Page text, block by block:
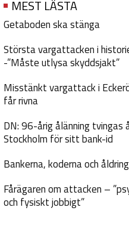
MEST LÄSTA
Getaboden ska stänga
Största vargattacken i
-”Måste utlysa skyddsjakt”
Misstänkt vargattack i
får rivna
DN: 96-årig ålänning tvingas
Stockholm för sitt bank-id
Bankerna, koderna och
Fårägaren om attacken –
och fysiskt jobbigt”